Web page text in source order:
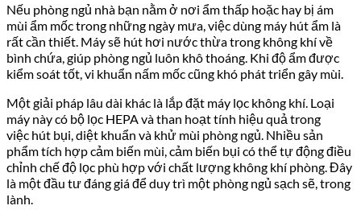
Nếu phòng ngủ nhà bạn nằm ở nơi ẩm thấp hoặc hay bị ám
mùi ẩm mốc trong những ngày mưa, việc dùng máy hút ẩm là
rất cần thiết. Máy sẽ hút hơi nước thừa trong không khí về
bình chứa, giúp phòng ngủ luôn khô thoáng. Khi độ ẩm được
kiểm soát tốt, vi khuẩn nấm mốc cũng khó phát triển gây mùi.
Một giải pháp lâu dài khác là lắp đặt máy lọc không khí. Loại
máy này có bộ lọc HEPA và than hoạt tính hiệu quả trong
việc hút bụi, diệt khuẩn và khử mùi phòng ngủ. Nhiều sản
phẩm tích hợp cảm biến mùi, cảm biến bụi có thể tự động điều
chỉnh chế độ lọc phù hợp với chất lượng không khí phòng. Đây
là một đầu tư đáng giá để duy trì một phòng ngủ sạch sẽ, trong
lành.